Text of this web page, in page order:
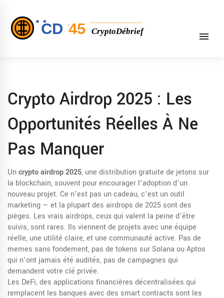
Crypto Airdrop 2025 : Les
Opportunités Réelles À Ne
Pas Manquer
Uncrypto airdrop 2025, une distribution gratuite de jetons sur
la blockchain, souvent pour encourager l’adoption d’un
nouveau projet. Ce n’est pas un cadeau, c’est un outil
marketing — et la plupart des airdrops de 2025 sont des
pièges. Les vrais airdrops, ceux qui valent la peine d’être
suivis, sont rares. Ils viennent de projets avec une équipe
réelle, une utilité claire, et une communauté active. Pas de
memes sans fondement, pas de tokens sur Solana ou Aptos
qui n’ont jamais été audités, pas de campagnes qui
demandent votre clé privée.
Les DeFi,des applications financières décentralisées qui
remplacent les banques avec des smart contracts sont les